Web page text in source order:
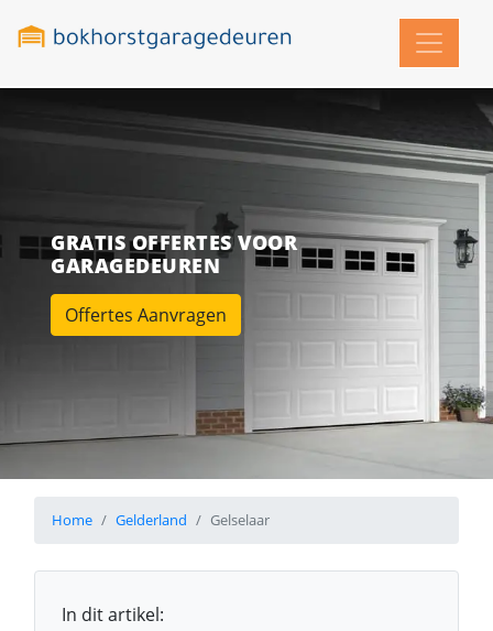
GRATIS OFFERTES VOOR
GARAGEDEUREN
Offertes Aanvragen
Home Gelderland Gelselaar
In dit artikel: